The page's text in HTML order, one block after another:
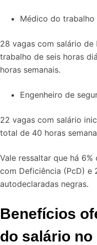
Médico do trabalho
28 vagas com salário de
trabalho de seis horas
horas semanais.
Engenheiro de
22 vagas com salário
total de 40 horas
Vale ressaltar que há
com Deficiência (PcD) e
autodeclaradas negras.
Benefícios
do salário